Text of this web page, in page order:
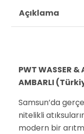
Açıklama
PWT WASSER
AMBARLI
Samsun’da
nitelikli
modern bir